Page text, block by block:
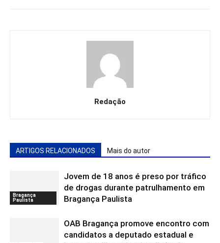
Redação
ARTIGOS RELACIONADOS Mais do autor
Bragança
Paulista
Jovem de 18 anos é preso por tráfico
de drogas durante patrulhamento em
Bragança Paulista
OAB Bragança promove encontro com
candidatos a deputado estadual e